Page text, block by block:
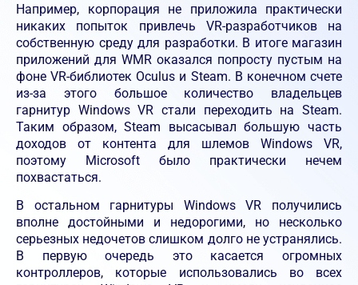
Например, корпорация не приложила практически
никаких попыток привлечь VR-разработчиков на
собственную среду для разработки. В итоге магазин
приложений для WMR оказался попросту пустым на
фоне VR-библиотек Oculus и Steam. В конечном счете
из-за этого большое количество владельцев
гарнитур Windows VR стали переходить на Steam.
Таким образом, Steam высасывал большую часть
доходов от контента для шлемов Windows VR,
поэтому Microsoft было практически нечем
похвастаться.
В остальном гарнитуры Windows VR получились
вполне достойными и недорогими, но несколько
серьезных недочетов слишком долго не устранялись.
В первую очередь это касается огромных
контроллеров, которые использовались во всех